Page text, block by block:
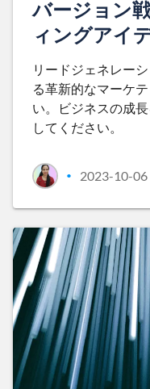
バージョン
ィングアイ
リードジェネレー
る革新的なマーケ
い。ビジネスの成
してください。
• 2023-10-06